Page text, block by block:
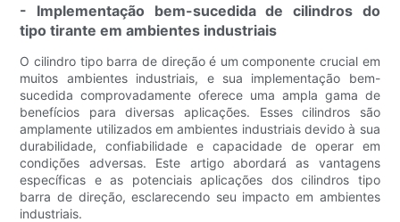
- Implementação bem-sucedida de cilindros do
tipo tirante em ambientes industriais
O cilindro tipo barra de direção é um componente crucial em
muitos ambientes industriais, e sua implementação bem-
sucedida comprovadamente oferece uma ampla gama de
benefícios para diversas aplicações. Esses cilindros são
amplamente utilizados em ambientes industriais devido à sua
durabilidade, confiabilidade e capacidade de operar em
condições adversas. Este artigo abordará as vantagens
específicas e as potenciais aplicações dos cilindros tipo
barra de direção, esclarecendo seu impacto em ambientes
industriais.